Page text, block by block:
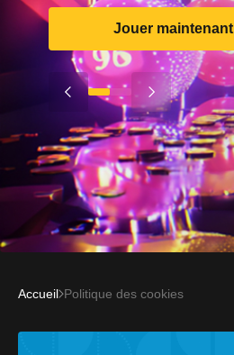
Jouer maintenant
Accueil Politique des cookies